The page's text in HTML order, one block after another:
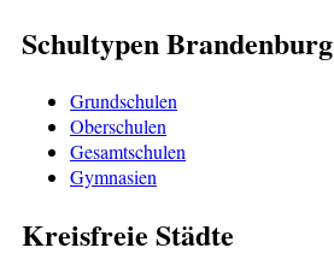
Schultypen Brandenburg
Grundschulen
Oberschulen
Gesamtschulen
Gymnasien
Kreisfreie Städte